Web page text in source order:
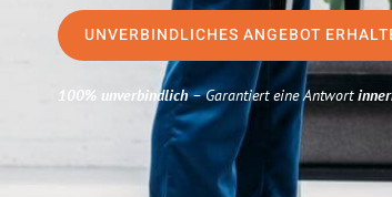
UNVERBINDLICHES ANGEBOT
100% unverbindlich– Garantiert eine Antwort